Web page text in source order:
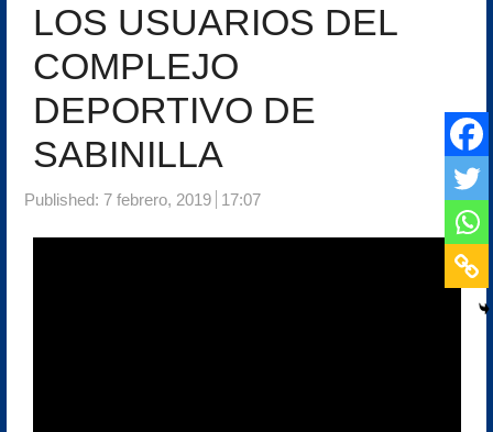
LOS USUARIOS DEL
COMPLEJO
DEPORTIVO DE
SABINILLA
Published: 7 febrero, 2019 17:07